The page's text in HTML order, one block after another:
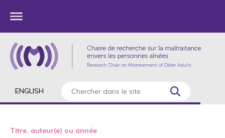
ENGLISH
Titre, auteur(e) ou année